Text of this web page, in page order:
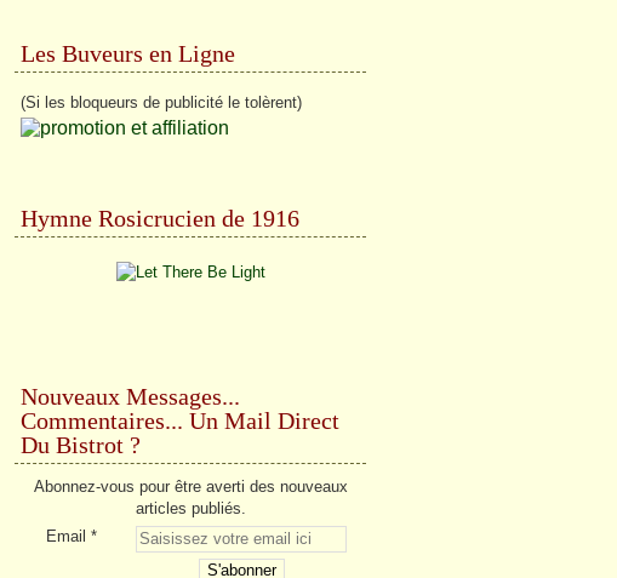
Les Buveurs en Ligne
(Si les bloqueurs de publicité le tolèrent)
Hymne Rosicrucien de 1916
Nouveaux Messages...
Commentaires... Un Mail Direct
Du Bistrot ?
Abonnez-vous pour être averti des nouveaux
articles publiés.
Email